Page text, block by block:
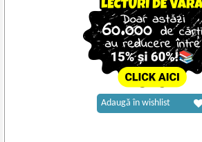
Adaugă în wishlist